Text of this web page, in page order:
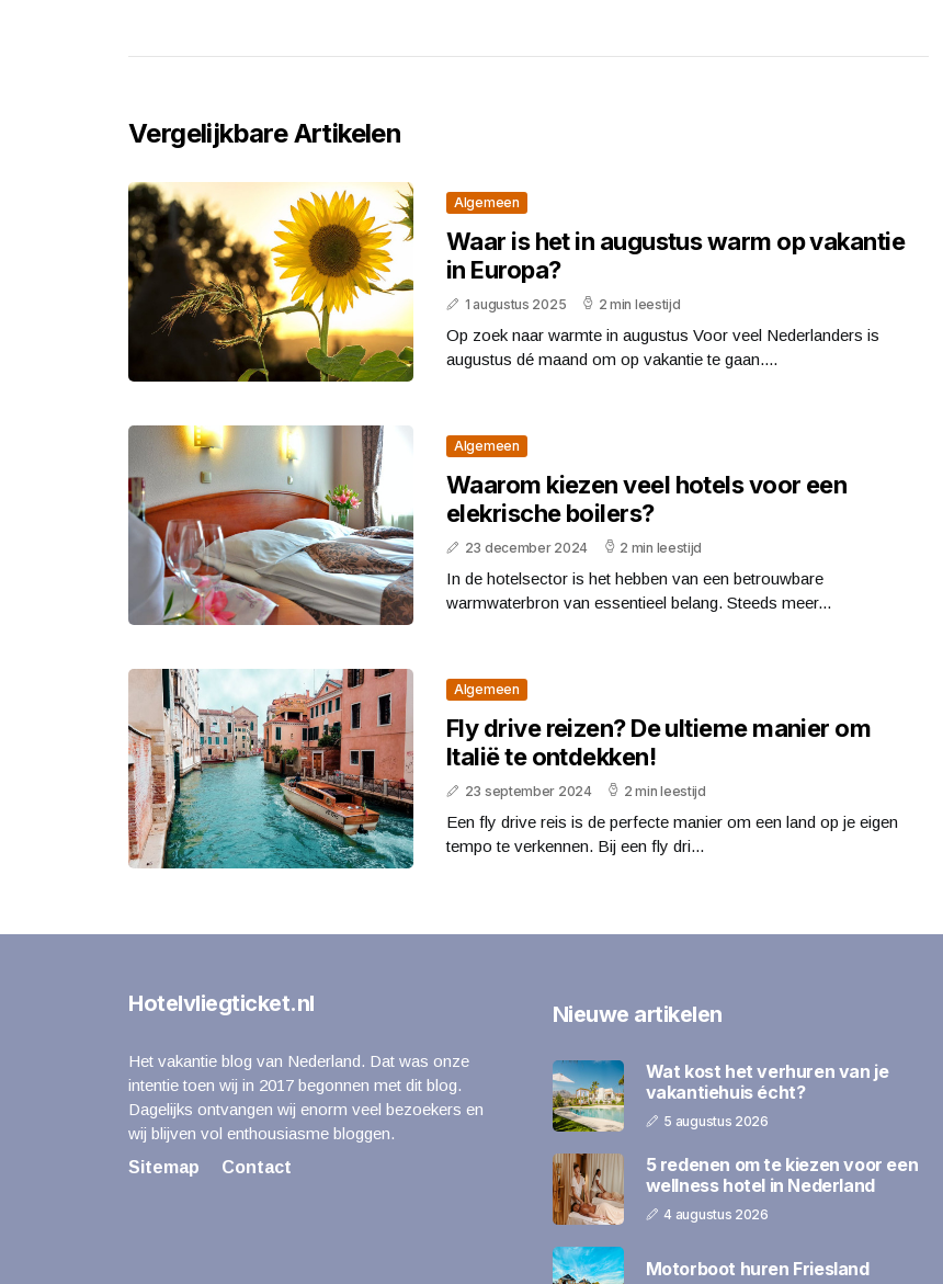
Vergelijkbare Artikelen
Algemeen
Waar is het in augustus warm op vakantie
in Europa?
1 augustus 2025 2 min leestijd
Op zoek naar warmte in augustus Voor veel Nederlanders is
augustus dé maand om op vakantie te gaan....
Algemeen
Waarom kiezen veel hotels voor een
elekrische boilers?
23 december 2024 2 min leestijd
In de hotelsector is het hebben van een betrouwbare
warmwaterbron van essentieel belang. Steeds meer...
Algemeen
Fly drive reizen? De ultieme manier om
Italië te ontdekken!
23 september 2024 2 min leestijd
Een fly drive reis is de perfecte manier om een land op je eigen
tempo te verkennen. Bij een fly dri...
Hotelvliegticket.nl
Het vakantie blog van Nederland. Dat was onze
intentie toen wij in 2017 begonnen met dit blog.
Dagelijks ontvangen wij enorm veel bezoekers en
wij blijven vol enthousiasme bloggen.
Sitemap
Contact
Nieuwe artikelen
Wat kost het verhuren van je
vakantiehuis écht?
5 augustus 2026
5 redenen om te kiezen voor een
wellness hotel in Nederland
4 augustus 2026
Motorboot huren Friesland